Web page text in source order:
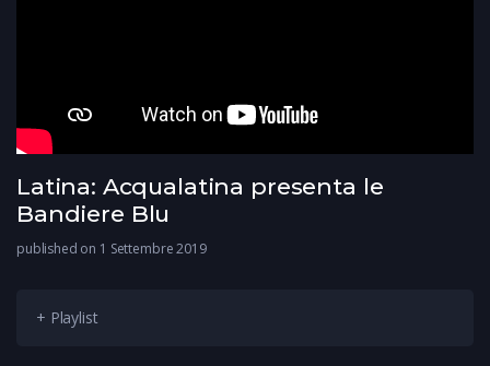
Latina: Acqualatina presenta le
Bandiere Blu
published on 1 Settembre 2019
+ Playlist